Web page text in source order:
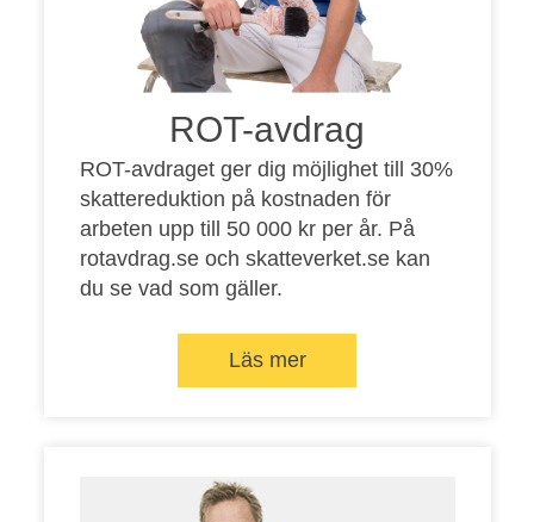
ROT-avdrag
ROT-avdraget ger dig möjlighet till 30%
skattereduktion på kostnaden för
arbeten upp till 50 000 kr per år. På
rotavdrag.seoch skatteverket.sekan
du se vad som gäller.
Läs mer